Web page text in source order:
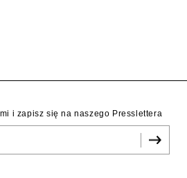
i zapisz się na naszego Presslettera